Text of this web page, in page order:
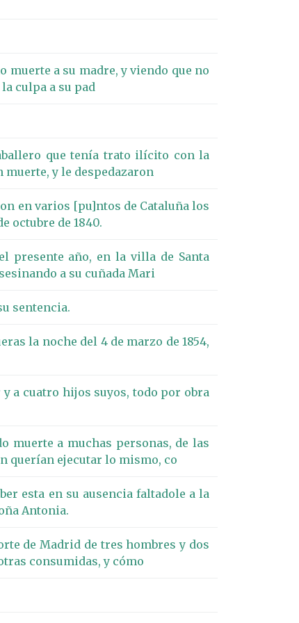
muerte a su madre, y viendo que no
culpa a su pad
que tenía trato ilícito con la
muerte, y le despedazaron
en varios [pu]ntos de Cataluña los
octubre de 1840.
presente año, en la villa de Santa
a su cuñada Mari
sentencia.
la noche del 4 de marzo de 1854,
a cuatro hijos suyos, todo por obra
muerte a muchas personas, de las
querían ejecutar lo mismo, co
esta en su ausencia faltadole a la
Antonia.
de Madrid de tres hombres y dos
consumidas, y cómo